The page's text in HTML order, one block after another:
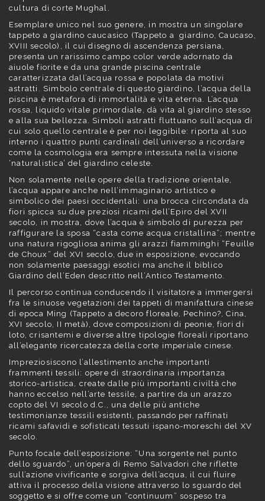
cultura di corte Mughal.
Esemplare unico nel suo genere, in mostra un singolare
tappeto a giardino caucasico (Tappeto a giardino, Caucaso,
XVIII secolo), il cui disegno di ascendenza persiana,
presenta un rarissimo campo color verde adornato da
aiuole fiorite e da una grande piscina centrale
caratterizzata dall’acqua rossa e popolata da motivi
astratti. Simbolo centrale di questo giardino, l’acqua della
piscina è metafora di immortalità e vita eterna. L’acqua
rossa, liquido vitale primordiale, dà vita al giardino stesso
e alla sua bellezza. Simboli astratti fluttuano sull’acqua di
cui solo quello centrale è per noi leggibile: riporta al suo
interno i quattro punti cardinali dell’universo a ricordare
come la cosmologia era sempre intessuta nella visione
‘naturalistica’ del giardino celeste.
Non solamente nelle opere della tradizione orientale,
l’acqua appare anche nell’immaginario artistico e
simbolico dei paesi occidentali: una brocca circondata da
fiori spicca su due preziosi ricami dell’Epiro del XVII
secolo, in mostra, dove l’acqua è simbolo di purezza per
raffigurare la sposa “casta come acqua cristallina”; mentre
una natura rigogliosa anima gli arazzi fiamminghi “Feuille
de Choux” del XVI secolo, due in esposizione, evocando
non solamente paesaggi esotici ma anche il biblico
Giardino dell’Eden descritto nell’Antico Testamento.
Il percorso continua conducendo il visitatore a immergersi
fra le sinuose vegetazioni dei tappeti di manifattura cinese
di epoca Ming (Tappeto a decoro floreale, Pechino?, Cina,
XVI secolo, II metà), dove composizioni di peonie, fiori di
loto, crisantemi e diverse altre tipologie floreali riportano
all’elegante ricercatezza della corte imperiale cinese.
Impreziosiscono l’allestimento anche importanti
frammenti tessili: opere di straordinaria importanza
storico-artistica, create dalle più importanti civiltà che
hanno eccelso nell’arte tessile, a partire da un arazzo
copto del VI secolo d.C., una delle più antiche
testimonianze tessili esistenti, passando per raffinati
ricami safavidi e sofisticati tessuti ispano-moreschi del XV
secolo.
Punto focale dell’esposizione: “Una sorgente nel punto
dello sguardo”, un’opera di Remo Salvadori che riflette
sull’azione vivificante e sorgiva dell’acqua, il cui fluire
attiva il processo della visione attraverso lo sguardo del
soggetto e si offre come un “continuum” sospeso tra